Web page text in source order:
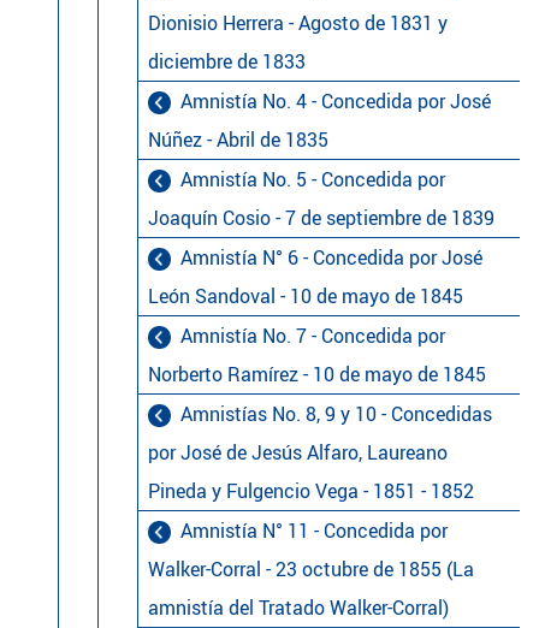
Dionisio Herrera - Agosto de 1831 y
diciembre de 1833
Amnistía No. 4 - Concedida por José
Núñez - Abril de 1835
Amnistía No. 5 - Concedida por
Joaquín Cosio - 7 de septiembre de 1839
Amnistía N° 6 - Concedida por José
León Sandoval - 10 de mayo de 1845
Amnistía No. 7 - Concedida por
Norberto Ramírez - 10 de mayo de 1845
Amnistías No. 8, 9 y 10 - Concedidas
por José de Jesús Alfaro, Laureano
Pineda y Fulgencio Vega - 1851 - 1852
Amnistía N° 11 - Concedida por
Walker-Corral - 23 octubre de 1855 (La
amnistía del Tratado Walker-Corral)